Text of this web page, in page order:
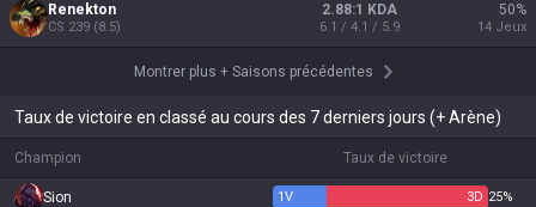
Renekton
CS 239 (8.5)
2.88:1 KDA
6.1 / 4.1 / 5.9
50%
14 Jeux
Montrer plus + Saisons précédentes
Taux de victoire en classé au cours des 7 derniers jours (+ Arène)
Champion Taux de victoire
Sion 1V 3D 25%